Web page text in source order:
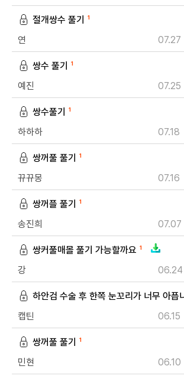
절개쌍수 풀기 1
연 07.27
쌍수 풀기 1
예진 07.25
쌍수풀기 1
하하하 07.18
쌍꺼풀 풀기 1
뀨뀨몽 07.16
쌍꺼플 풀기 1
송진희 07.07
쌍커풀매몰 풀기 가능할까요 1
강 06.24
하안검 수술 후 한쪽 눈꼬리가 너무 아픕
캡틴 06.15
쌍꺼풀 풀기 1
민현 06.10